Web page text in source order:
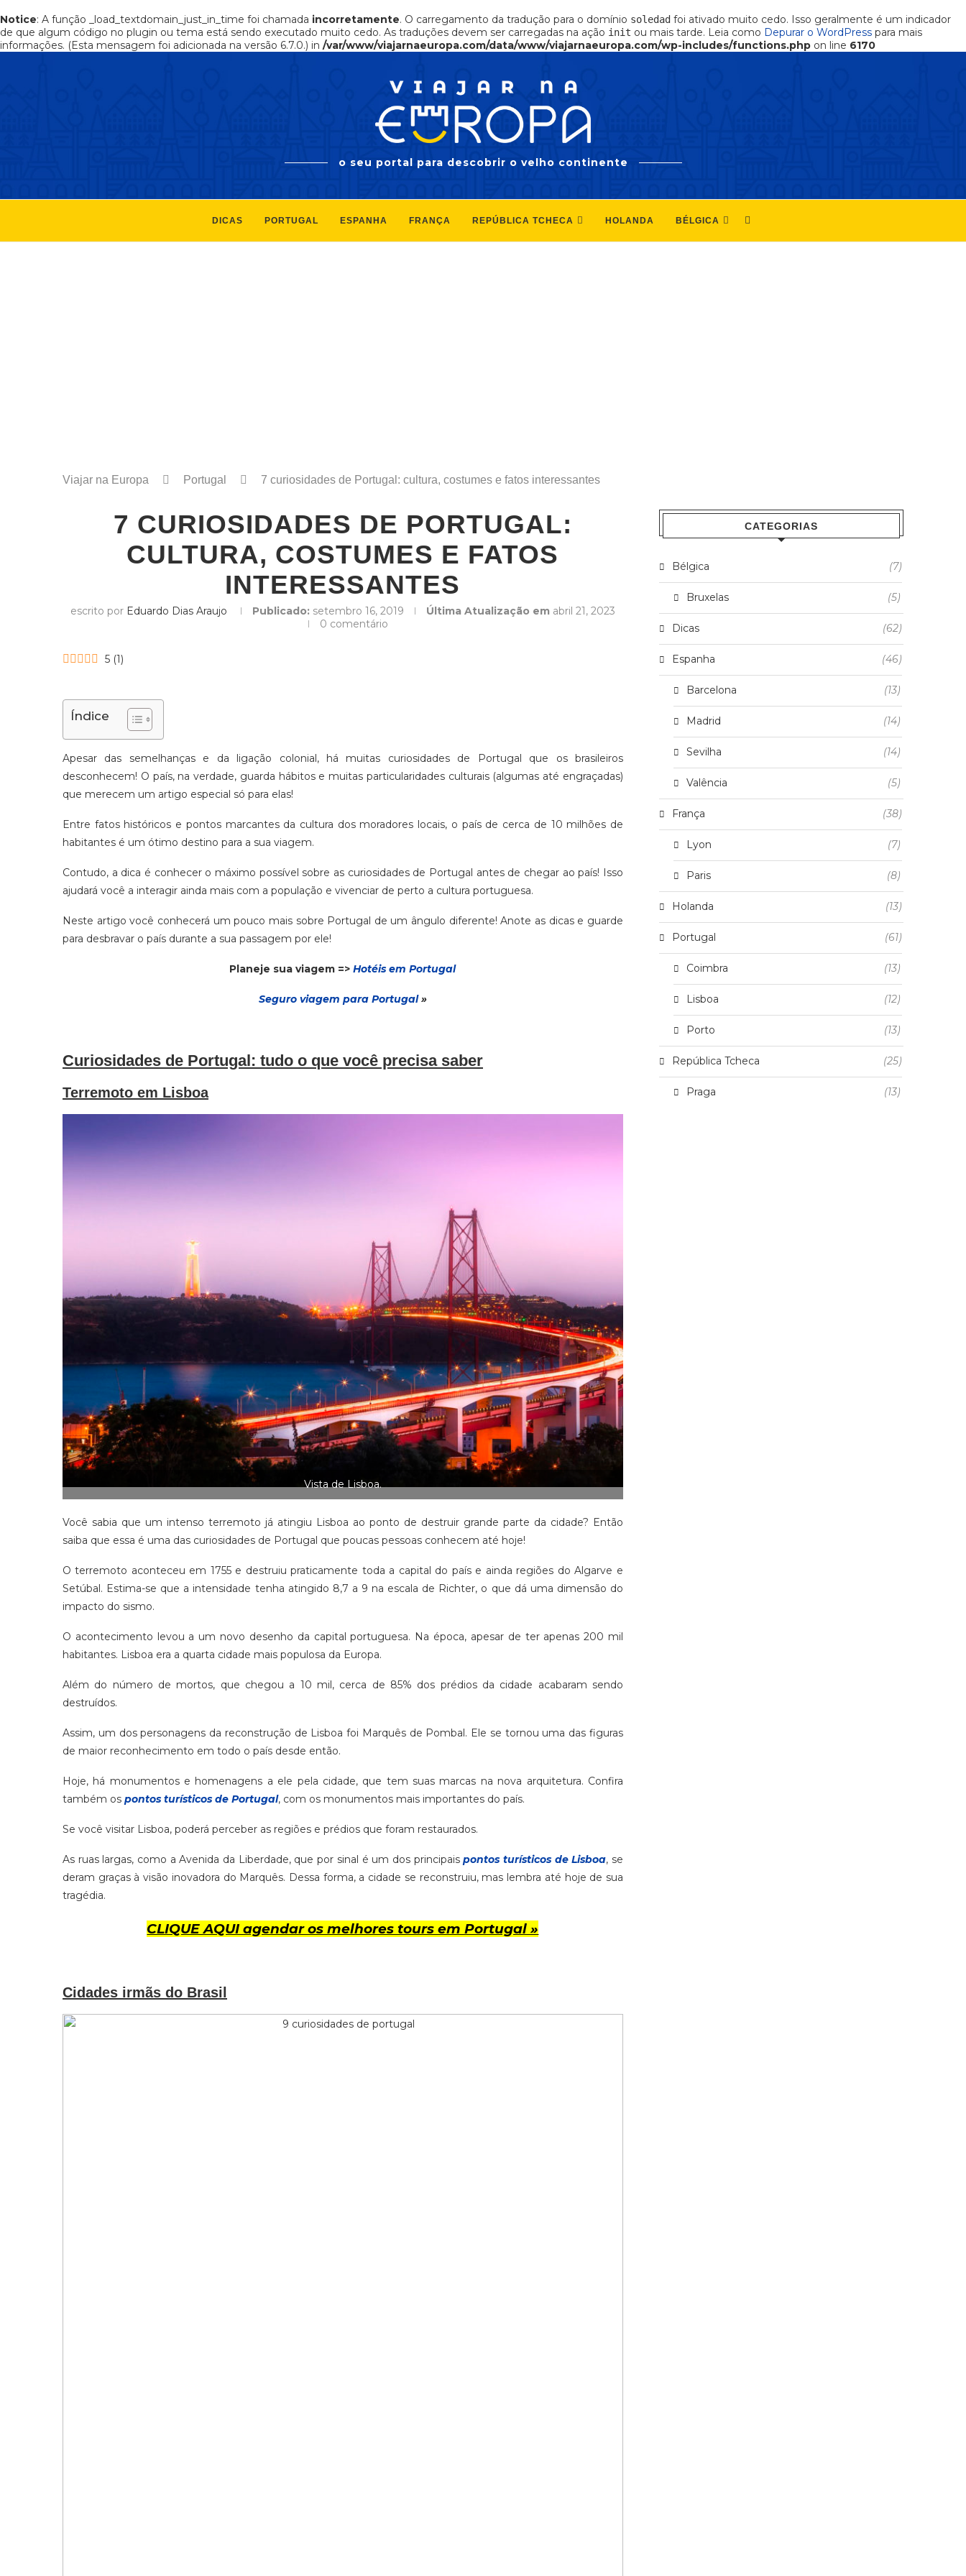
Notice: A função _load_textdomain_just_in_time foi chamada incorretamente. O carregamento da tradução para o domínio soledad foi ativado muito cedo. Isso geralmente é um indicador
de que algum código no plugin ou tema está sendo executado muito cedo. As traduções devem ser carregadas na ação init ou mais tarde. Leia como Depurar o WordPress para mais
informações. (Esta mensagem foi adicionada na versão 6.7.0.) in /var/www/viajarnaeuropa.com/data/www/viajarnaeuropa.com/wp-includes/functions.php on line 6170
o seu portal para descobrir o velho continente
DICAS PORTUGAL ESPANHA FRANÇA REPÚBLICA TCHECA HOLANDA BÉLGICA
Viajar na Europa Portugal 7 curiosidades de Portugal: cultura, costumes e fatos interessantes
7 CURIOSIDADES DE PORTUGAL:
CULTURA, COSTUMES E FATOS
INTERESSANTES
escrito por Eduardo Dias Araujo Publicado: setembro 16, 2019 Última Atualização em abril 21, 2023
0 comentário
5 (1)
Índice
Apesar das semelhanças e da ligação colonial, há muitas curiosidades de Portugal que os brasileiros
desconhecem! O país, na verdade, guarda hábitos e muitas particularidades culturais (algumas até engraçadas)
que merecem um artigo especial só para elas!
Entre fatos históricos e pontos marcantes da cultura dos moradores locais, o país de cerca de 10 milhões de
habitantes é um ótimo destino para a sua viagem.
Contudo, a dica é conhecer o máximo possível sobre as curiosidades de Portugal antes de chegar ao país! Isso
ajudará você a interagir ainda mais com a população e vivenciar de perto a cultura portuguesa.
Neste artigo você conhecerá um pouco mais sobre Portugal de um ângulo diferente! Anote as dicas e guarde
para desbravar o país durante a sua passagem por ele!
Planeje sua viagem =>Hotéis em Portugal
Seguro viagem para Portugal »
Curiosidades de Portugal: tudo o que você precisa saber
Terremoto em Lisboa
Vista de Lisboa.
Você sabia que um intenso terremoto já atingiu Lisboa ao ponto de destruir grande parte da cidade? Então
saiba que essa é uma das curiosidades de Portugal que poucas pessoas conhecem até hoje!
O terremoto aconteceu em 1755 e destruiu praticamente toda a capital do país e ainda regiões do Algarve e
Setúbal. Estima-se que a intensidade tenha atingido 8,7 a 9 na escala de Richter, o que dá uma dimensão do
impacto do sismo.
O acontecimento levou a um novo desenho da capital portuguesa. Na época, apesar de ter apenas 200 mil
habitantes. Lisboa era a quarta cidade mais populosa da Europa.
Além do número de mortos, que chegou a 10 mil, cerca de 85% dos prédios da cidade acabaram sendo
destruídos.
Assim, um dos personagens da reconstrução de Lisboa foi Marquês de Pombal. Ele se tornou uma das figuras
de maior reconhecimento em todo o país desde então.
Hoje, há monumentos e homenagens a ele pela cidade, que tem suas marcas na nova arquitetura. Confira
também os pontos turísticos de Portugal, com os monumentos mais importantes do país.
Se você visitar Lisboa, poderá perceber as regiões e prédios que foram restaurados.
As ruas largas, como a Avenida da Liberdade, que por sinal é um dos principaispontos turísticos de Lisboa, se
deram graças à visão inovadora do Marquês. Dessa forma, a cidade se reconstruiu, mas lembra até hoje de sua
tragédia.
CLIQUE AQUI agendar os melhores tours em Portugal »
Cidades irmãs do Brasil
CATEGORIAS
Bélgica (7)
Bruxelas (5)
Dicas (62)
Espanha (46)
Barcelona (13)
Madrid (14)
Sevilha (14)
Valência (5)
França (38)
Lyon (7)
Paris (8)
Holanda (13)
Portugal (61)
Coimbra (13)
Lisboa (12)
Porto (13)
República Tcheca (25)
Praga (13)